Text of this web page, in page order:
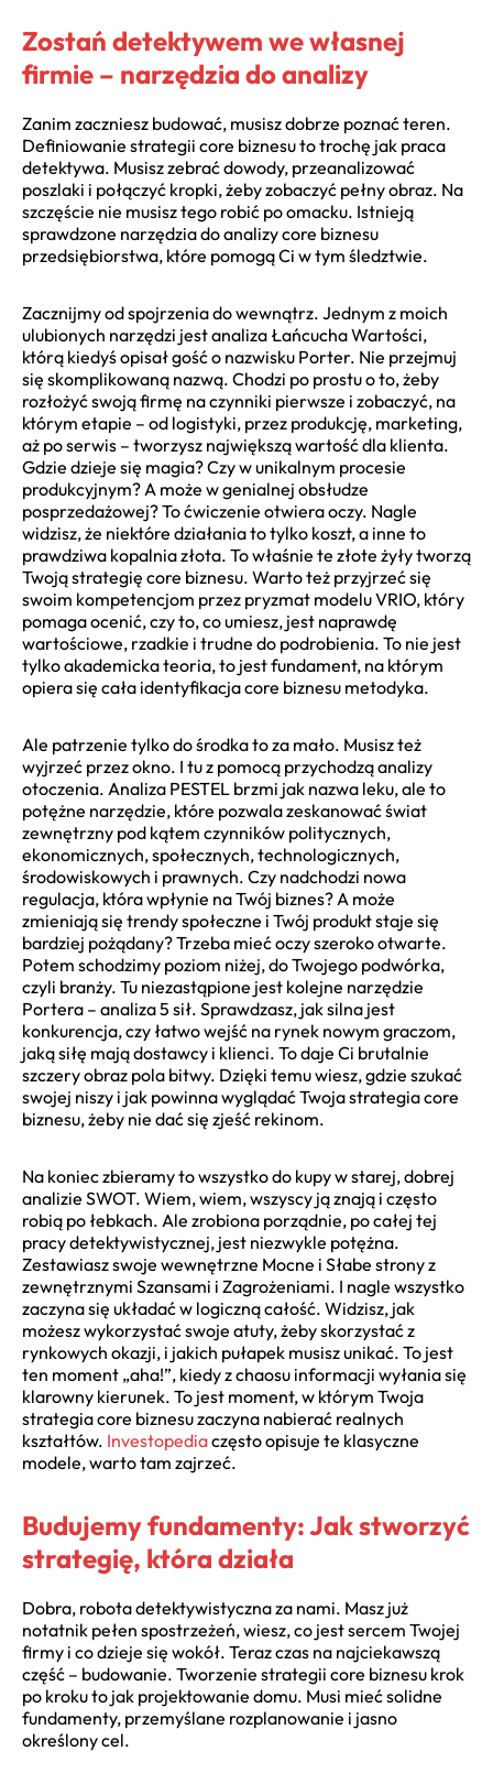
Zostań detektywem we własnej
firmie – narzędzia do analizy
Zanim zaczniesz budować, musisz dobrze poznać teren.
Definiowanie strategii core biznesu to trochę jak praca
detektywa. Musisz zebrać dowody, przeanalizować
poszlaki i połączyć kropki, żeby zobaczyć pełny obraz. Na
szczęście nie musisz tego robić po omacku. Istnieją
sprawdzone narzędzia do analizy core biznesu
przedsiębiorstwa, które pomogą Ci w tym śledztwie.
Zacznijmy od spojrzenia do wewnątrz. Jednym z moich
ulubionych narzędzi jest analiza Łańcucha Wartości,
którą kiedyś opisał gość o nazwisku Porter. Nie przejmuj
się skomplikowaną nazwą. Chodzi po prostu o to, żeby
rozłożyć swoją firmę na czynniki pierwsze i zobaczyć, na
którym etapie – od logistyki, przez produkcję, marketing,
aż po serwis – tworzysz największą wartość dla klienta.
Gdzie dzieje się magia? Czy w unikalnym procesie
produkcyjnym? A może w genialnej obsłudze
posprzedażowej? To ćwiczenie otwiera oczy. Nagle
widzisz, że niektóre działania to tylko koszt, a inne to
prawdziwa kopalnia złota. To właśnie te złote żyły tworzą
Twoją strategię core biznesu. Warto też przyjrzeć się
swoim kompetencjom przez pryzmat modelu VRIO, który
pomaga ocenić, czy to, co umiesz, jest naprawdę
wartościowe, rzadkie i trudne do podrobienia. To nie jest
tylko akademicka teoria, to jest fundament, na którym
opiera się cała identyfikacja core biznesu metodyka.
Ale patrzenie tylko do środka to za mało. Musisz też
wyjrzeć przez okno. I tu z pomocą przychodzą analizy
otoczenia. Analiza PESTEL brzmi jak nazwa leku, ale to
potężne narzędzie, które pozwala zeskanować świat
zewnętrzny pod kątem czynników politycznych,
ekonomicznych, społecznych, technologicznych,
środowiskowych i prawnych. Czy nadchodzi nowa
regulacja, która wpłynie na Twój biznes? A może
zmieniają się trendy społeczne i Twój produkt staje się
bardziej pożądany? Trzeba mieć oczy szeroko otwarte.
Potem schodzimy poziom niżej, do Twojego podwórka,
czyli branży. Tu niezastąpione jest kolejne narzędzie
Portera – analiza 5 sił. Sprawdzasz, jak silna jest
konkurencja, czy łatwo wejść na rynek nowym graczom,
jaką siłę mają dostawcy i klienci. To daje Ci brutalnie
szczery obraz pola bitwy. Dzięki temu wiesz, gdzie szukać
swojej niszy i jak powinna wyglądać Twoja strategia core
biznesu, żeby nie dać się zjeść rekinom.
Na koniec zbieramy to wszystko do kupy w starej, dobrej
analizie SWOT. Wiem, wiem, wszyscy ją znają i często
robią po łebkach. Ale zrobiona porządnie, po całej tej
pracy detektywistycznej, jest niezwykle potężna.
Zestawiasz swoje wewnętrzne Mocne i Słabe strony z
zewnętrznymi Szansami i Zagrożeniami. I nagle wszystko
zaczyna się układać w logiczną całość. Widzisz, jak
możesz wykorzystać swoje atuty, żeby skorzystać z
rynkowych okazji, i jakich pułapek musisz unikać. To jest
ten moment „aha!”, kiedy z chaosu informacji wyłania się
klarowny kierunek. To jest moment, w którym Twoja
strategia core biznesu zaczyna nabierać realnych
kształtów. Investopediaczęsto opisuje te klasyczne
modele, warto tam zajrzeć.
Budujemy fundamenty: Jak stworzyć
strategię, która działa
Dobra, robota detektywistyczna za nami. Masz już
notatnik pełen spostrzeżeń, wiesz, co jest sercem Twojej
firmy i co dzieje się wokół. Teraz czas na najciekawszą
część – budowanie. Tworzenie strategii core biznesu krok
po kroku to jak projektowanie domu. Musi mieć solidne
fundamenty, przemyślane rozplanowanie i jasno
określony cel.